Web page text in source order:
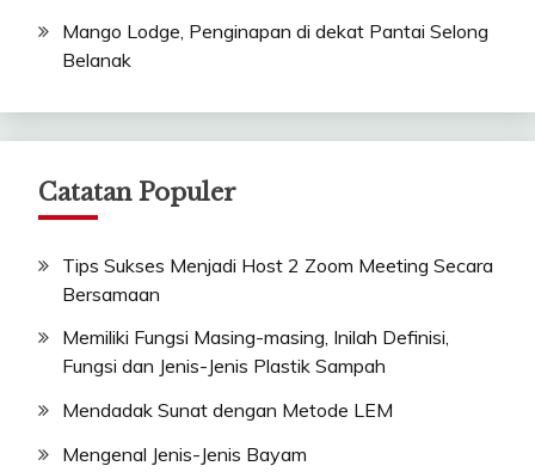
Mango Lodge, Penginapan di dekat Pantai Selong
Belanak
Catatan Populer
Tips Sukses Menjadi Host 2 Zoom Meeting Secara
Bersamaan
Memiliki Fungsi Masing-masing, Inilah Definisi,
Fungsi dan Jenis-Jenis Plastik Sampah
Mendadak Sunat dengan Metode LEM
Mengenal Jenis-Jenis Bayam